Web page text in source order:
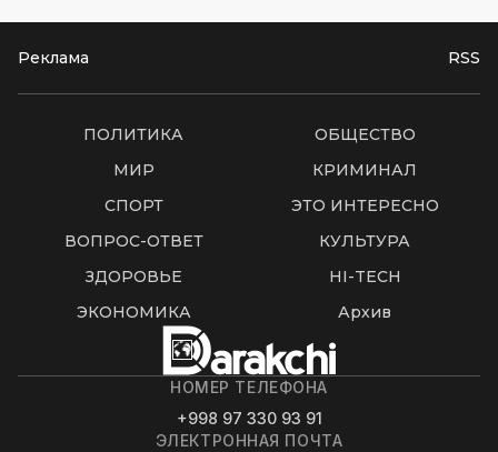
Реклама RSS
ПОЛИТИКА
ОБЩЕСТВО
МИР
КРИМИНАЛ
СПОРТ
ЭТО ИНТЕРЕСНО
ВОПРОС-ОТВЕТ
КУЛЬТУРА
ЗДОРОВЬЕ
HI-TECH
ЭКОНОМИКА
Архив
НОМЕР ТЕЛЕФОНА
+998 97 330 93 91
ЭЛЕКТРОННАЯ ПОЧТА